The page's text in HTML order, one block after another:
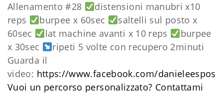
Allenamento #28
distensioni manubri x10
reps
burpee x 60sec
saltelli sul posto x
60sec
lat machine avanti x 10 reps
burpee
x 30sec
ripeti 5 volte con recupero 2minuti
Guarda il
video: https://www.facebook.com/
Vuoi un percorso personalizzato? Contattami